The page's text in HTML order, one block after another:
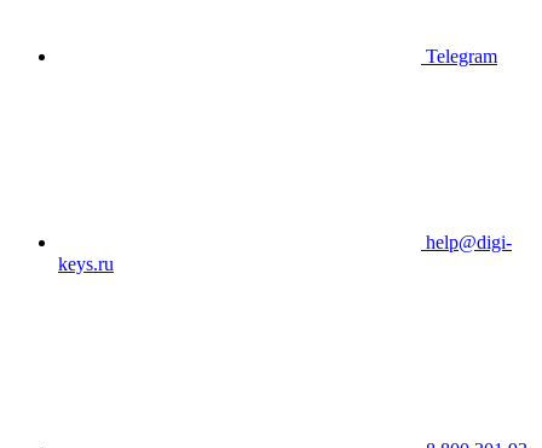
Telegram
help@digi-
keys.ru